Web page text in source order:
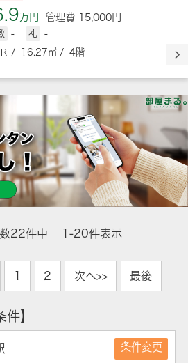
万円 管理費 15,000円
- 礼
-
Ｒ / 16.27㎡ / 4階
22件中 1-20件表示
1 2 次へ>> 最後
件】
条件変更